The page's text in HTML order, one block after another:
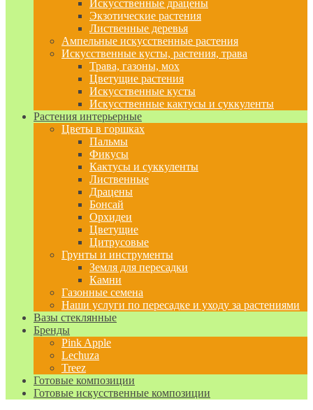
Искусственные драцены
Экзотические растения
Лиственные деревья
Ампельные искусственные растения
Искусственные кусты, растения, трава
Трава, газоны, мох
Цветущие растения
Искусственные кусты
Искусственные кактусы и суккуленты
Растения интерьерные
Цветы в горшках
Пальмы
Фикусы
Кактусы и суккуленты
Лиственные
Драцены
Бонсай
Орхидеи
Цветущие
Цитрусовые
Грунты и инструменты
Земля для пересадки
Камни
Газонные семена
Наши услуги по пересадке и уходу за растениями
Вазы стеклянные
Бренды
Pink Apple
Lechuza
Treez
Готовые композиции
Готовые искусственные композиции